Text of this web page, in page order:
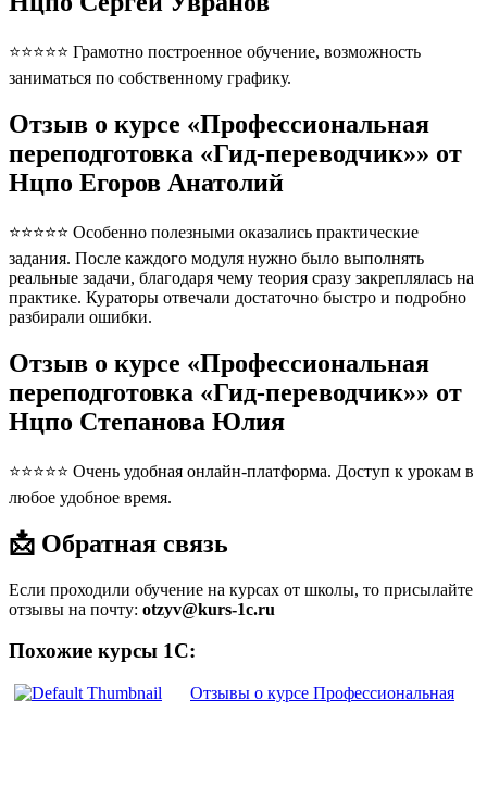
⭐⭐⭐⭐⭐ Грамотно построенное обучение, возможность
заниматься по собственному графику.
Отзыв о курсе «Профессиональная
переподготовка «Гид-переводчик»» от
Нцпо Егоров Анатолий
⭐⭐⭐⭐⭐ Особенно полезными оказались практические
задания. После каждого модуля нужно было выполнять
реальные задачи, благодаря чему теория сразу закреплялась на
практике. Кураторы отвечали достаточно быстро и подробно
разбирали ошибки.
Отзыв о курсе «Профессиональная
переподготовка «Гид-переводчик»» от
Нцпо Степанова Юлия
⭐⭐⭐⭐⭐ Очень удобная онлайн-платформа. Доступ к урокам в
любое удобное время.
📩 Обратная связь
Если проходили обучение на курсах от школы, то присылайте
отзывы на почту: otzyv@kurs-1c.ru
Похожие курсы 1С:
Отзывы о курсе Профессиональная